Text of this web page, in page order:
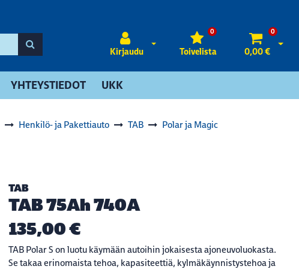
Kirjaudu
Avaa kirjautuminen
Toivelista
0 0
0,00 €
YHTEYSTIEDOT UKK
Henkilö- ja Pakettiauto TAB Polar ja Magic
TAB
TAB 75Ah 740A
135,00 €
TAB Polar S on luotu käymään autoihin jokaisesta ajoneuvoluokasta.
Se takaa erinomaista tehoa, kapasiteettiä, kylmäkäynnistystehoa ja